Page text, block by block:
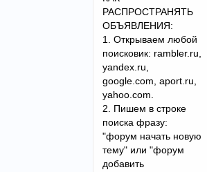
РАСПРОСТРАНЯТЬ
ОБЪЯВЛЕНИЯ:
1. Открываем любой
поисковик: rambler.ru,
yandex.ru,
google.com, aport.ru,
yahoo.com.
2. Пишем в строке
поиска фразу:
"форум начать новую
тему" или "форум
добавить